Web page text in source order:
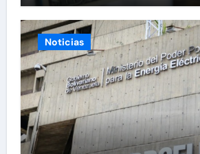
Noticias